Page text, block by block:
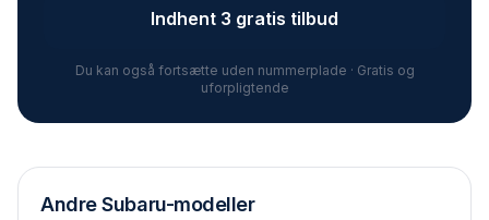
Indhent 3 gratis tilbud
Du kan også fortsætte uden nummerplade · Gratis og
uforpligtende
AndreSubaru-modeller